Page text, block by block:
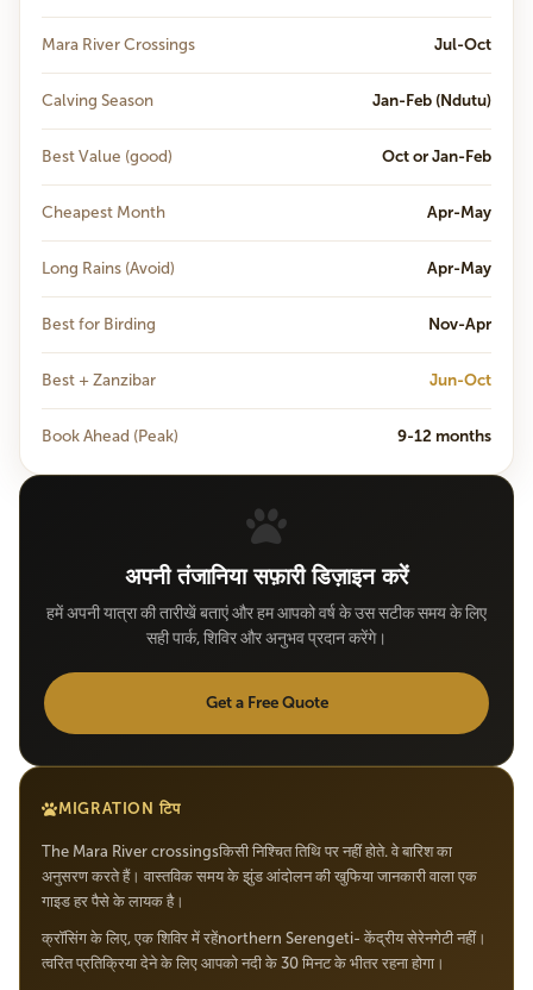
Mara River Crossings Jul-Oct
Calving Season Jan-Feb (Ndutu)
Best Value (good) Oct or Jan-Feb
Cheapest Month Apr-May
Long Rains (Avoid) Apr-May
Best for Birding Nov-Apr
Best + Zanzibar Jun-Oct
Book Ahead (Peak) 9-12 months
अपनी तंजानिया सफ़ारी डिज़ाइन करें
हमें अपनी यात्रा की तारीखें बताएं और हम आपको वर्ष के उस सटीक समय के लिए
सही पार्क, शिविर और अनुभव प्रदान करेंगे।
Get a Free Quote
MIGRATION टिप
The Mara River crossingsकिसी निश्चित तिथि पर नहीं होते. वे बारिश का
अनुसरण करते हैं। वास्तविक समय के झुंड आंदोलन की खुफिया जानकारी वाला एक
गाइड हर पैसे के लायक है।
क्रॉसिंग के लिए, एक शिविर में रहेंnorthern Serengeti- केंद्रीय सेरेनगेटी नहीं।
त्वरित प्रतिक्रिया देने के लिए आपको नदी के 30 मिनट के भीतर रहना होगा।